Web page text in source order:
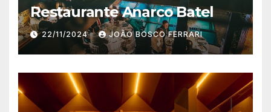
Restaurante Anarco Batel
22/11/2024 JOÃO BOSCO FERRARI